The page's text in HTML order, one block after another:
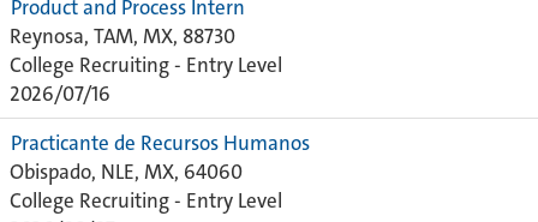
Product and Process Intern
Reynosa, TAM, MX, 88730
College Recruiting - Entry Level
2026/07/16
Practicante de Recursos Humanos
Obispado, NLE, MX, 64060
College Recruiting - Entry Level